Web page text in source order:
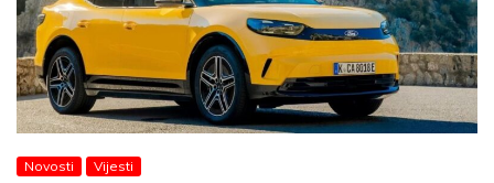
Novosti Vijesti